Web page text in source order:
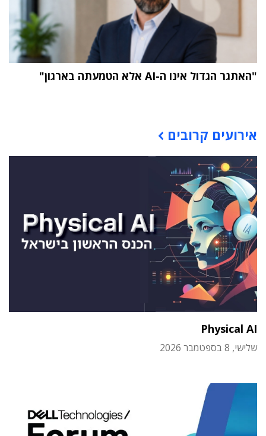
"האתגר הגדול אינו ה-AI אלא הטמעתה בארגון"
אירועים קרובים
Physical AI
שלישי, 8 בספטמבר 2026